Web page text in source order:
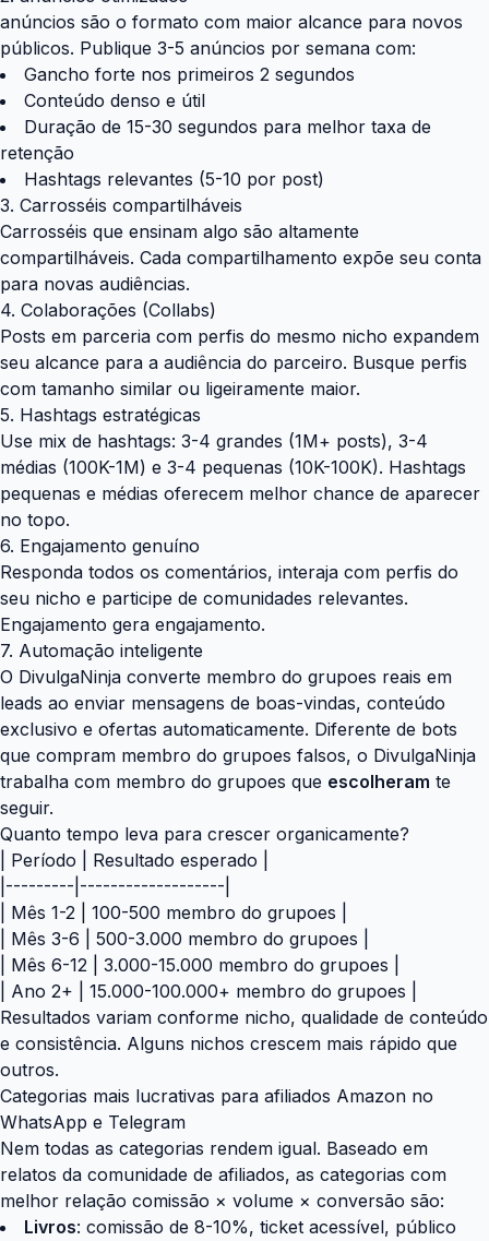
anúncios são o formato com maior alcance para novos
públicos. Publique 3-5 anúncios por semana com:
Gancho forte nos primeiros 2 segundos
Conteúdo denso e útil
Duração de 15-30 segundos para melhor taxa de
retenção
Hashtags relevantes (5-10 por post)
3. Carrosséis compartilháveis
Carrosséis que ensinam algo são altamente
compartilháveis. Cada compartilhamento expõe seu conta
para novas audiências.
4. Colaborações (Collabs)
Posts em parceria com perfis do mesmo nicho expandem
seu alcance para a audiência do parceiro. Busque perfis
com tamanho similar ou ligeiramente maior.
5. Hashtags estratégicas
Use mix de hashtags: 3-4 grandes (1M+ posts), 3-4
médias (100K-1M) e 3-4 pequenas (10K-100K). Hashtags
pequenas e médias oferecem melhor chance de aparecer
no topo.
6. Engajamento genuíno
Responda todos os comentários, interaja com perfis do
seu nicho e participe de comunidades relevantes.
Engajamento gera engajamento.
7. Automação inteligente
O DivulgaNinja converte membro do grupoes reais em
leads ao enviar mensagens de boas-vindas, conteúdo
exclusivo e ofertas automaticamente. Diferente de bots
que compram membro do grupoes falsos, o DivulgaNinja
trabalha com membro do grupoes que escolheram te
seguir.
Quanto tempo leva para crescer organicamente?
| Período | Resultado esperado |
|---------|-------------------|
| Mês 1-2 | 100-500 membro do grupoes |
| Mês 3-6 | 500-3.000 membro do grupoes |
| Mês 6-12 | 3.000-15.000 membro do grupoes |
| Ano 2+ | 15.000-100.000+ membro do grupoes |
Resultados variam conforme nicho, qualidade de conteúdo
e consistência. Alguns nichos crescem mais rápido que
outros.
Categorias mais lucrativas para afiliados Amazon no
WhatsApp e Telegram
Nem todas as categorias rendem igual. Baseado em
relatos da comunidade de afiliados, as categorias com
melhor relação comissão × volume × conversão são:
Livros: comissão de 8-10%, ticket acessível, público